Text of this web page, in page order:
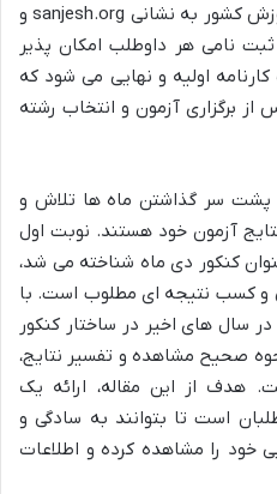
سایت رسمی سازمان سنجش آموزش کشور به نشانی sanjesh.org و
نامی هر داوطلب امکان پذیر
اولیه و نهایی می شود که
برگزاری آزمون و انتخاب رشته
پشت سر گذاشتن ماه ها تلاش و
آزمون خود هستند. نوبت اول
کنکور دی ماه شناخته می شد،
و کسب نتیجه ای مطلوب است. با
سال های اخیر در ساختار کنکور
صحیح مشاهده و تفسیر نتایج،
هدف از این مقاله، ارائه یک
است تا بتوانند به سادگی و
خود را مشاهده کرده و اطلاعات